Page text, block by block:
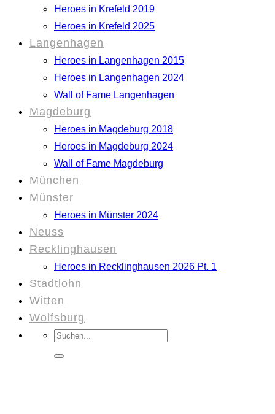
Heroes in Krefeld 2019
Heroes in Krefeld 2025
Langenhagen
Heroes in Langenhagen 2015
Heroes in Langenhagen 2024
Wall of Fame Langenhagen
Magdeburg
Heroes in Magdeburg 2018
Heroes in Magdeburg 2024
Wall of Fame Magdeburg
München
Münster
Heroes in Münster 2024
Neuss
Recklinghausen
Heroes in Recklinghausen 2026 Pt. 1
Stadtlohn
Witten
Wolfsburg
Suchen
nach: